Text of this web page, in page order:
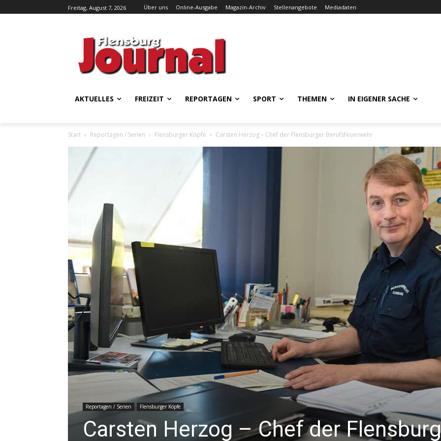
Freitag, August 7, 2026 Über uns Online-Ausgabe Magazin-Archiv Stellenangebote Mediadaten
AKTUELLES FREIZEIT REPORTAGEN SPORT THEMEN IN EIGENER SACHE
Start Reportagen / Serien Flensburger Köpfe Carsten Herzog – Chef der Flensburger Berufsfeuerwehr
Reportagen / Serien Flensburger Köpfe
Carsten Herzog – Chef der